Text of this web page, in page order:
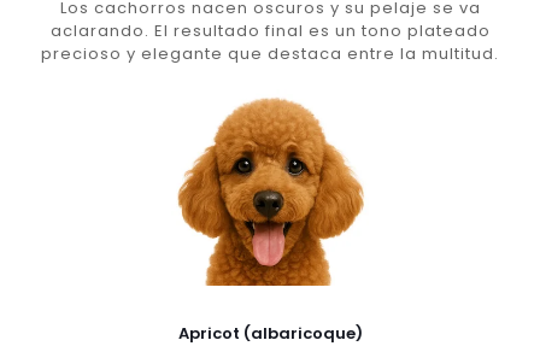
Los cachorros nacen oscuros y su pelaje se va
aclarando. El resultado final es un tono plateado
precioso y elegante que destaca entre la multitud.
Apricot (albaricoque)